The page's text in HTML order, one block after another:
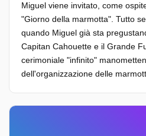
Miguel viene invitato, come
"Giorno della marmotta". Tutto
quando Miguel già sta
Capitan Cahouette e il Grande
cerimoniale "infinito"
dell'organizzazione delle